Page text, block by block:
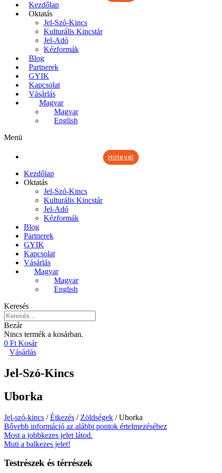
Kezdőlap
Oktatás
Jel-Szó-Kincs
Kulturális Kincstár
Jel-Adó
Kézformák
Blog
Partnerek
GYIK
Kapcsolat
Vásárlás
Magyar
Magyar
English
Menü
Hírlevél
Kezdőlap
Oktatás
Jel-Szó-Kincs
Kulturális Kincstár
Jel-Adó
Kézformák
Blog
Partnerek
GYIK
Kapcsolat
Vásárlás
Magyar
Magyar
English
Keresés
Bezár
Nincs termék a kosárban.
0 Ft Kosár
Vásárlás
Jel-Szó-Kincs
Uborka
Jel-szó-kincs /Étkezés / Zöldségek / Uborka
Bővebb információ az alábbi pontok értelmezéséhez
Most a jobbkezes jelet látod.
Muti a balkezes jelet!
Testrészek és térrészek